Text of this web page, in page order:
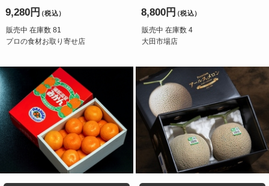
9,280円（税込）
販売中 在庫数 81
プロの食材お取り寄せ店
8,800円（税込）
販売中 在庫数 4
大田市場店